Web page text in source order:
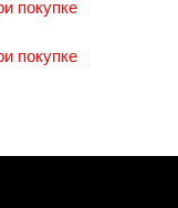
покупке
покупке